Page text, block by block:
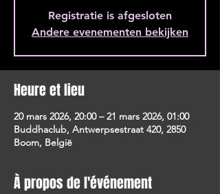
Registratie is afgesloten
Andere evenementen bekijken
Heure et lieu
20 mars 2026, 20:00 – 21 mars 2026, 01:00
Buddhaclub, Antwerpsestraat 420, 2850
Boom, België
À propos de l'événement